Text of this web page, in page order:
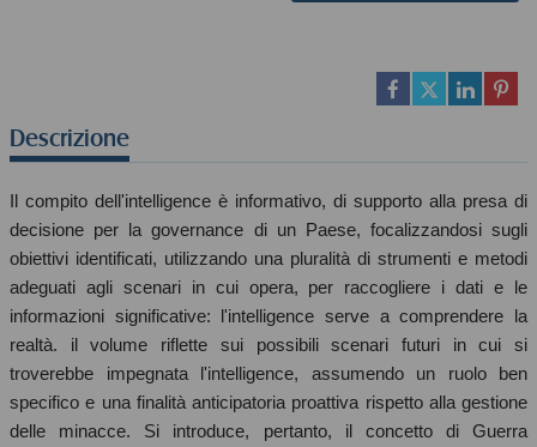
Descrizione
Il compito dell'intelligence è informativo, di supporto alla presa di
decisione per la governance di un Paese, focalizzandosi sugli
obiettivi identificati, utilizzando una pluralità di strumenti e metodi
adeguati agli scenari in cui opera, per raccogliere i dati e le
informazioni significative: l'intelligence serve a comprendere la
realtà. il volume riflette sui possibili scenari futuri in cui si
troverebbe impegnata l'intelligence, assumendo un ruolo ben
specifico e una finalità anticipatoria proattiva rispetto alla gestione
delle minacce. Si introduce, pertanto, il concetto di Guerra